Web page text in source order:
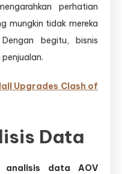
perhatian
mungkin tidak mereka
begitu, bisnis
Upgrades Clash of
Data
analisis data AOV